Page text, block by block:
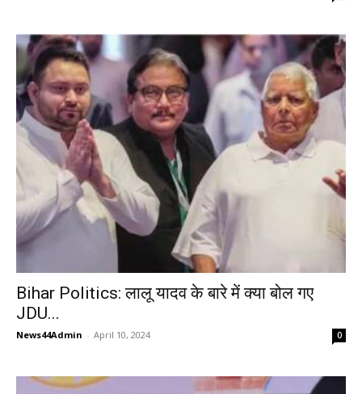
Bihar Politics: लालू यादव के बारे में क्या बोल गए
JDU...
News44Admin - April 10, 2024 0